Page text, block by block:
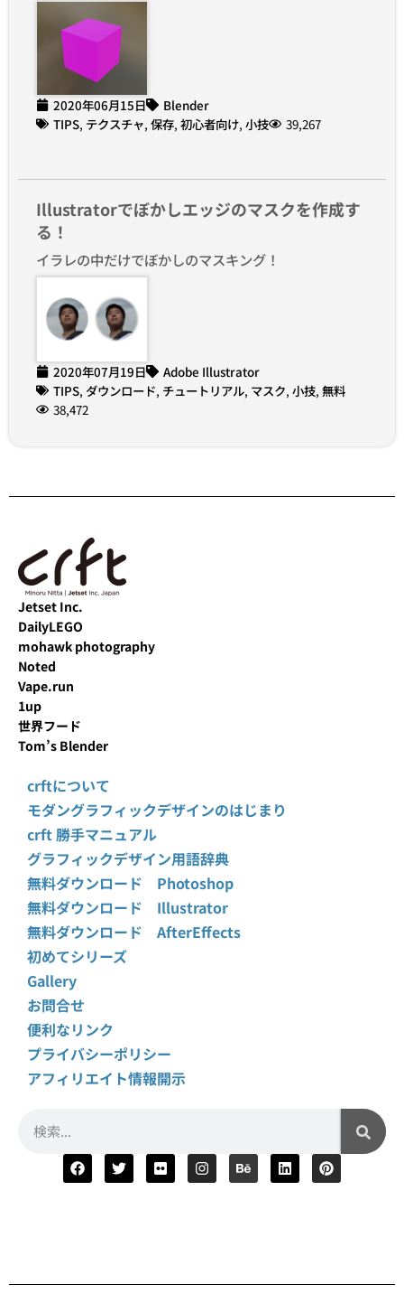
2020年06月15日
Blender
TIPS, テクスチャ, 保存, 初心者向け, 小技 39,267
Illustratorでぼかしエッジのマスクを作成す
る！
イラレの中だけでぼかしのマスキング！
2020年07月19日
Adobe Illustrator
TIPS, ダウンロード, チュートリアル, マスク, 小技, 無料
38,472
Jetset Inc.
DailyLEGO
mohawk photography
Noted
Vape.run
1up
世界フード
Tom’s Blender
crftについて
モダングラフィックデザインのはじまり
crft 勝手マニュアル
グラフィックデザイン用語辞典
無料ダウンロード Photoshop
無料ダウンロード Illustrator
無料ダウンロード AfterEffects
初めてシリーズ
Gallery
お問合せ
便利なリンク
プライバシーポリシー
アフィリエイト情報開示